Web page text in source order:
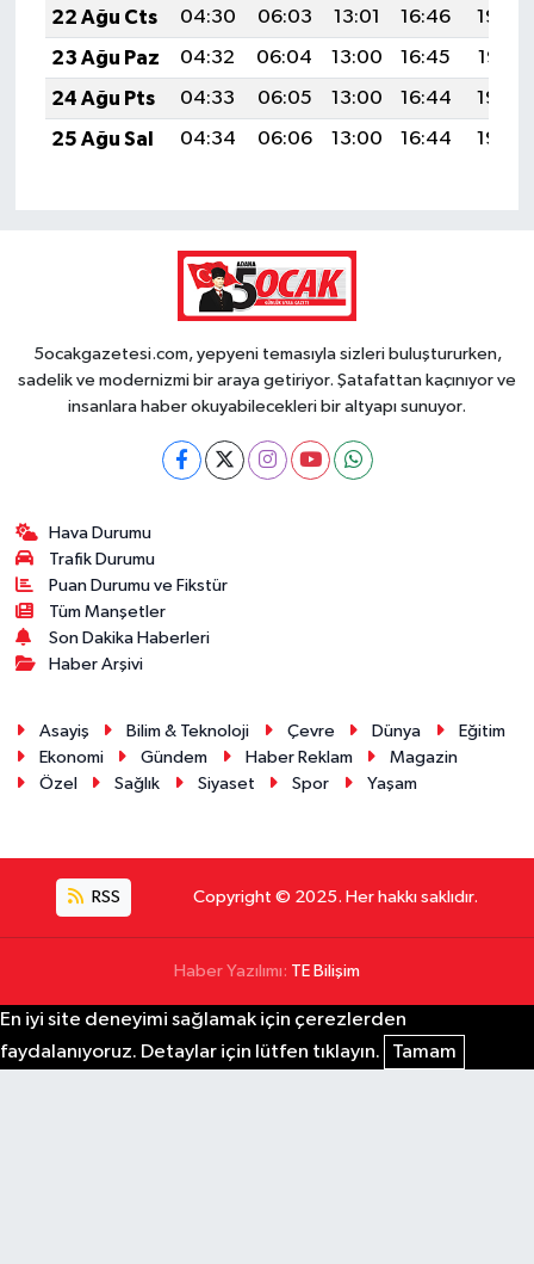
22 Ağu Cts 04:30 06:03 13:01 16:46
19:48
23 Ağu Paz
04:32 06:04 13:00 16:45
19:47
24 Ağu Pts
04:33 06:05 13:00 16:44
19:45
25 Ağu Sal
04:34 06:06 13:00 16:44 19:44
5ocakgazetesi.com, yepyeni temasıyla sizleri buluştururken,
sadelik ve modernizmi bir araya getiriyor. Şatafattan kaçınıyor ve
insanlara haber okuyabilecekleri bir altyapı sunuyor.
Hava Durumu
Trafik Durumu
Puan Durumu ve Fikstür
Tüm Manşetler
Son Dakika Haberleri
Haber Arşivi
Asayiş Bilim & Teknoloji Çevre Dünya
Eğitim
Ekonomi
Gündem Haber Reklam
Magazin
Özel
Sağlık Siyaset Spor Yaşam
RSS Copyright © 2025. Her hakkı saklıdır.
Haber Yazılımı: TE Bilişim
En iyi site deneyimi sağlamak için çerezlerden
faydalanıyoruz. Detaylar için lütfen tıklayın.
Tamam